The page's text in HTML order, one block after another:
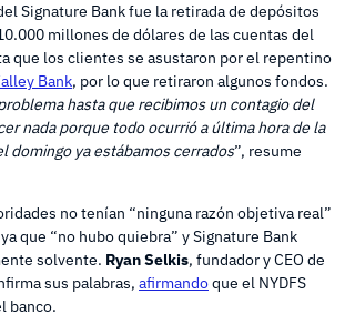
Signature Bank fue la retirada de depósitos
millones de dólares de las cuentas del
que los clientes se asustaron por el repentino
Bank, por lo que retiraron algunos fondos.
hasta que recibimos un contagio del
nada porque todo ocurrió a última hora de la
domingo ya estábamos cerrados”, resume
no tenían “ninguna razón objetiva real”
que “no hubo quiebra” y Signature Bank
solvente. Ryan Selkis, fundador y CEO de
sus palabras, afirmandoque el NYDFS
banco.